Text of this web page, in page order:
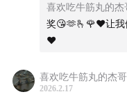
喜欢吃牛筋丸的杰
奖😘🫶🫰🌹❤️让我
❤️
喜欢吃牛筋丸的杰哥
2026.2.17